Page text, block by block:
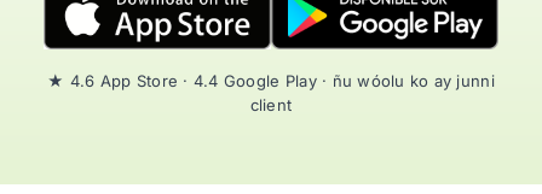
★ 4.6 App Store · 4.4 Google Play · ñu wóolu ko ay junni
client